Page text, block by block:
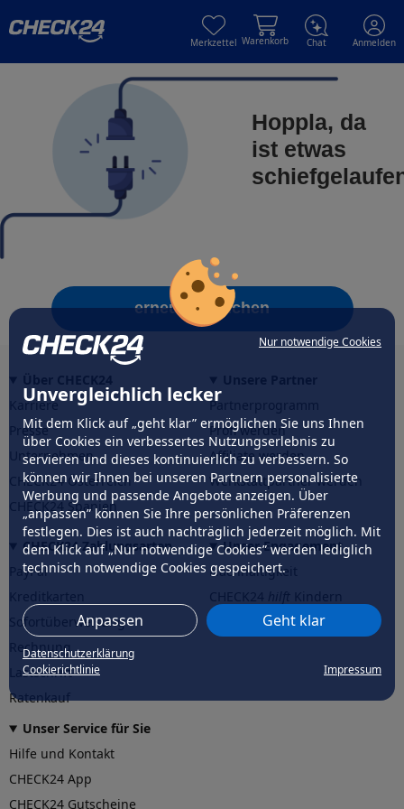
Nur notwendige Cookies
Unvergleichlich lecker
Mit dem Klick auf „geht klar” ermöglichen Sie uns Ihnen
über Cookies ein verbessertes Nutzungserlebnis zu
servieren und dieses kontinuierlich zu verbessern. So
können wir Ihnen bei unseren Partnern personalisierte
Werbung und passende Angebote anzeigen. Über
„anpassen” können Sie Ihre persönlichen Präferenzen
festlegen. Dies ist auch nachträglich jederzeit möglich. Mit
dem Klick auf „Nur notwendige Cookies” werden lediglich
technisch notwendige Cookies gespeichert.
Anpassen Geht klar
Datenschutzerklärung
Cookierichtlinie
Impressum
Merkzettel Warenkorb Chat Anmelden
Hoppla, da
ist etwas
erneut versuchen
Karriere
Presse
Unternehmen
CHECK24 Österreich
CHECK24 Spanien
Partnerprogramm
Profi werden
Affiliate werden
Werkstattpartner werden
CHECK24 Zahlungsarten
PayPal
Sofortüberweisung
Rechnung
Lastschrift
Ratenkauf
Unser Engagement
Nachhaltigkeit
CHECK24hilftder Natur
Unser Service für Sie
Hilfe und Kontakt
CHECK24 App
CHECK24 Gutscheine